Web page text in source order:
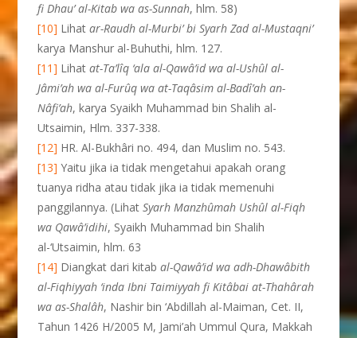
fi Dhau’ al-Kitab wa as-Sunnah, hlm. 58)
[10] Lihatar-Raudh al-Murbi’ bi Syarh Zad al-Mustaqni’
karya Manshur al-Buhuthi, hlm. 127.
[11] Lihatat-Ta’lîq ‘ala al-Qawâ’id wa al-Ushûl al-
Jâmi’ah wa al-Furûq wa at-Taqâsim al-Badî’ah an-
Nâfi’ah, karya Syaikh Muhammad bin Shalih al-
Utsaimin, Hlm. 337-338.
[12] HR. Al-Bukhâri no. 494, dan Muslim no. 543.
[13] Yaitu jika ia tidak mengetahui apakah orang
tuanya ridha atau tidak jika ia tidak memenuhi
panggilannya. (LihatSyarh Manzhûmah Ushûl al-Fiqh
wa Qawâ’idihi, Syaikh Muhammad bin Shalih
al-‘Utsaimin, hlm. 63
[14] Diangkat dari kitabal-Qawâ’id wa adh-Dhawâbith
al-Fiqhiyyah ‘inda Ibni Taimiyyah fi Kitâbai at-Thahârah
wa as-Shalâh, Nashir bin ‘Abdillah al-Maiman, Cet. II,
Tahun 1426 H/2005 M, Jami’ah Ummul Qura, Makkah